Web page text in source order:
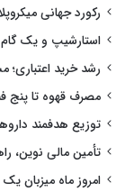
رکورد جهانی
استارشیپ و یک
رشد خرید اعتباری؛
مصرف قهوه تا پنج
توزیع هدفمند
تأمین مالی نوین،
امروز ماه میزبان